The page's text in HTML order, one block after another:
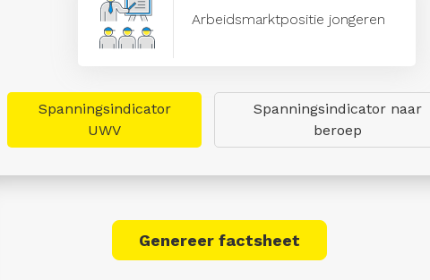
Arbeidsmarktpositie jongeren
Spanningsindicator
UWV
Spanningsindicator naar
beroep
Genereer factsheet